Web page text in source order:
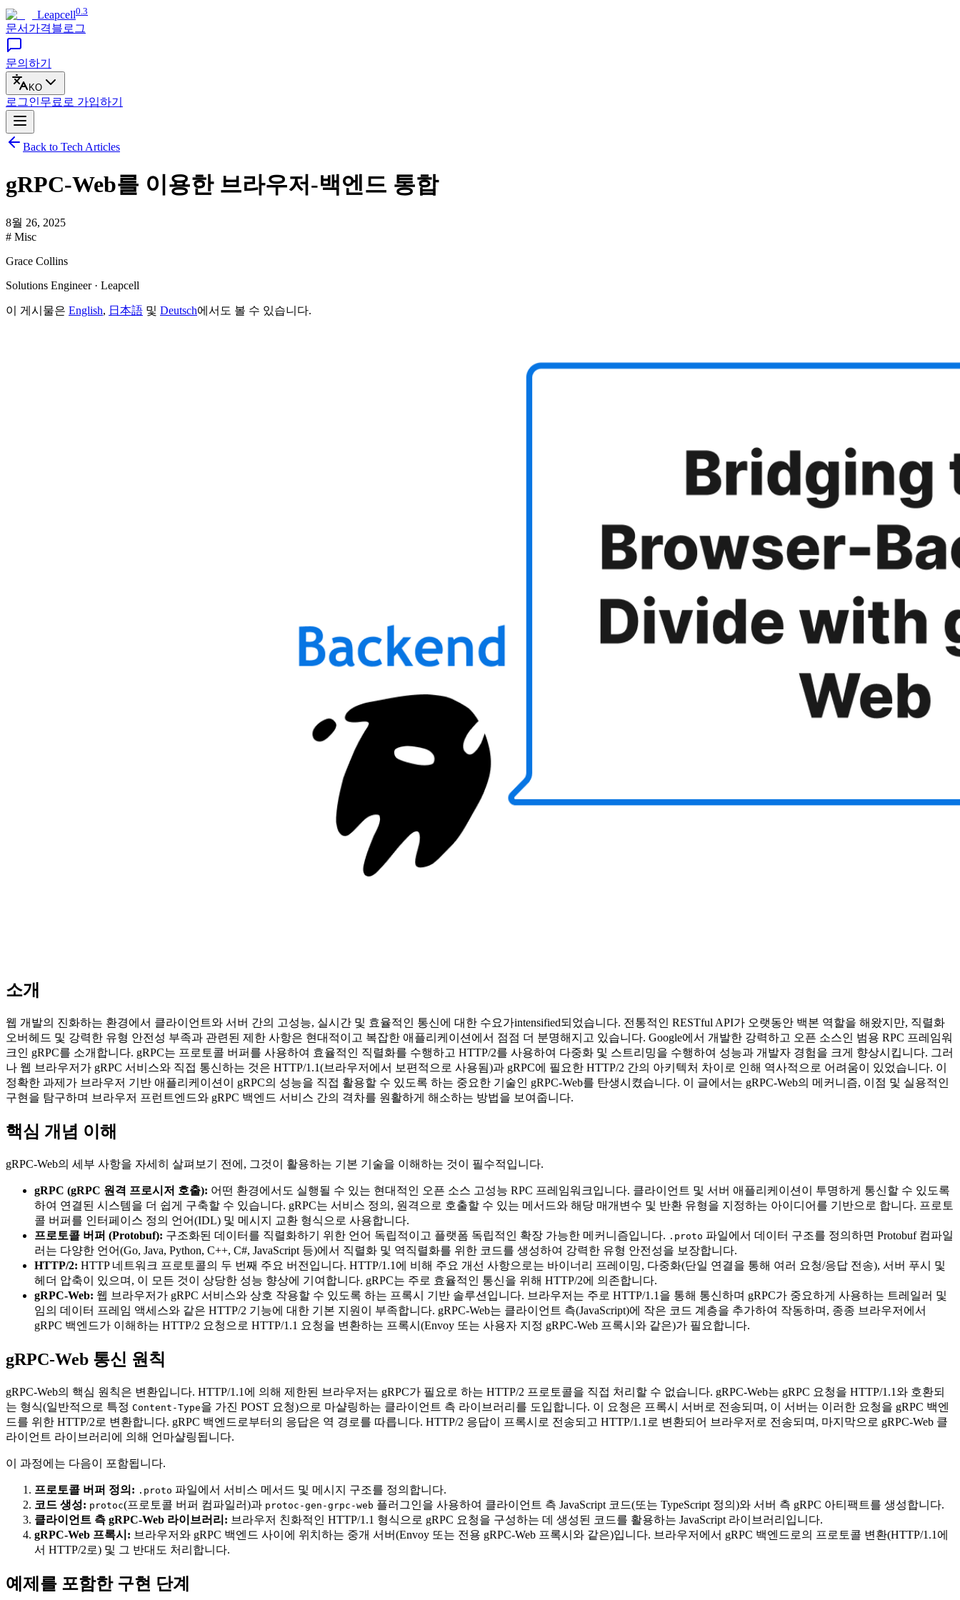
Leapcell0.3
문서 가격블로그
문의하기
KO
로그인무료로 가입하기
Back to Tech Articles
gRPC-Web를 이용한 브라우저-백엔드 통합
8월 26, 2025
# Misc
Grace Collins
Solutions Engineer · Leapcell
이 게시물은 English, 日本語 및 Deutsch에서도 볼 수 있습니다.
소개
웹 개발의 진화하는 환경에서 클라이언트와 서버 간의 고성능, 실시간 및 효율적인 통신에 대한 수요가intensified되었습니다. 전통적인 RESTful API가 오랫동안 백본 역할을 해왔지만, 직렬화
오버헤드 및 강력한 유형 안전성 부족과 관련된 제한 사항은 현대적이고 복잡한 애플리케이션에서 점점 더 분명해지고 있습니다. Google에서 개발한 강력하고 오픈 소스인 범용 RPC 프레임워
크인 gRPC를 소개합니다. gRPC는 프로토콜 버퍼를 사용하여 효율적인 직렬화를 수행하고 HTTP/2를 사용하여 다중화 및 스트리밍을 수행하여 성능과 개발자 경험을 크게 향상시킵니다. 그러
나 웹 브라우저가 gRPC 서비스와 직접 통신하는 것은 HTTP/1.1(브라우저에서 보편적으로 사용됨)과 gRPC에 필요한 HTTP/2 간의 아키텍처 차이로 인해 역사적으로 어려움이 있었습니다. 이
정확한 과제가 브라우저 기반 애플리케이션이 gRPC의 성능을 직접 활용할 수 있도록 하는 중요한 기술인 gRPC-Web를 탄생시켰습니다. 이 글에서는 gRPC-Web의 메커니즘, 이점 및 실용적인
구현을 탐구하며 브라우저 프런트엔드와 gRPC 백엔드 서비스 간의 격차를 원활하게 해소하는 방법을 보여줍니다.
핵심 개념 이해
gRPC-Web의 세부 사항을 자세히 살펴보기 전에, 그것이 활용하는 기본 기술을 이해하는 것이 필수적입니다.
gRPC (gRPC 원격 프로시저 호출): 어떤 환경에서도 실행될 수 있는 현대적인 오픈 소스 고성능 RPC 프레임워크입니다. 클라이언트 및 서버 애플리케이션이 투명하게 통신할 수 있도록
하여 연결된 시스템을 더 쉽게 구축할 수 있습니다. gRPC는 서비스 정의, 원격으로 호출할 수 있는 메서드와 해당 매개변수 및 반환 유형을 지정하는 아이디어를 기반으로 합니다. 프로토
콜 버퍼를 인터페이스 정의 언어(IDL) 및 메시지 교환 형식으로 사용합니다.
프로토콜 버퍼 (Protobuf): 구조화된 데이터를 직렬화하기 위한 언어 독립적이고 플랫폼 독립적인 확장 가능한 메커니즘입니다. .proto 파일에서 데이터 구조를 정의하면 Protobuf 컴파일
러는 다양한 언어(Go, Java, Python, C++, C#, JavaScript 등)에서 직렬화 및 역직렬화를 위한 코드를 생성하여 강력한 유형 안전성을 보장합니다.
HTTP/2: HTTP 네트워크 프로토콜의 두 번째 주요 버전입니다. HTTP/1.1에 비해 주요 개선 사항으로는 바이너리 프레이밍, 다중화(단일 연결을 통해 여러 요청/응답 전송), 서버 푸시 및
헤더 압축이 있으며, 이 모든 것이 상당한 성능 향상에 기여합니다. gRPC는 주로 효율적인 통신을 위해 HTTP/2에 의존합니다.
gRPC-Web: 웹 브라우저가 gRPC 서비스와 상호 작용할 수 있도록 하는 프록시 기반 솔루션입니다. 브라우저는 주로 HTTP/1.1을 통해 통신하며 gRPC가 중요하게 사용하는 트레일러 및
임의 데이터 프레임 액세스와 같은 HTTP/2 기능에 대한 기본 지원이 부족합니다. gRPC-Web는 클라이언트 측(JavaScript)에 작은 코드 계층을 추가하여 작동하며, 종종 브라우저에서
gRPC 백엔드가 이해하는 HTTP/2 요청으로 HTTP/1.1 요청을 변환하는 프록시(Envoy 또는 사용자 지정 gRPC-Web 프록시와 같은)가 필요합니다.
gRPC-Web 통신 원칙
gRPC-Web의 핵심 원칙은 변환입니다. HTTP/1.1에 의해 제한된 브라우저는 gRPC가 필요로 하는 HTTP/2 프로토콜을 직접 처리할 수 없습니다. gRPC-Web는 gRPC 요청을 HTTP/1.1와 호환되
는 형식(일반적으로 특정 Content-Type을 가진 POST 요청)으로 마샬링하는 클라이언트 측 라이브러리를 도입합니다. 이 요청은 프록시 서버로 전송되며, 이 서버는 이러한 요청을 gRPC 백엔
드를 위한 HTTP/2로 변환합니다. gRPC 백엔드로부터의 응답은 역 경로를 따릅니다. HTTP/2 응답이 프록시로 전송되고 HTTP/1.1로 변환되어 브라우저로 전송되며, 마지막으로 gRPC-Web 클
라이언트 라이브러리에 의해 언마샬링됩니다.
이 과정에는 다음이 포함됩니다.
프로토콜 버퍼 정의: .proto 파일에서 서비스 메서드 및 메시지 구조를 정의합니다.
코드 생성: protoc(프로토콜 버퍼 컴파일러)과 protoc-gen-grpc-web 플러그인을 사용하여 클라이언트 측 JavaScript 코드(또는 TypeScript 정의)와 서버 측 gRPC 아티팩트를 생성합니다.
클라이언트 측 gRPC-Web 라이브러리: 브라우저 친화적인 HTTP/1.1 형식으로 gRPC 요청을 구성하는 데 생성된 코드를 활용하는 JavaScript 라이브러리입니다.
gRPC-Web 프록시: 브라우저와 gRPC 백엔드 사이에 위치하는 중개 서버(Envoy 또는 전용 gRPC-Web 프록시와 같은)입니다. 브라우저에서 gRPC 백엔드로의 프로토콜 변환(HTTP/1.1에
서 HTTP/2로) 및 그 반대도 처리합니다.
예제를 포함한 구현 단계